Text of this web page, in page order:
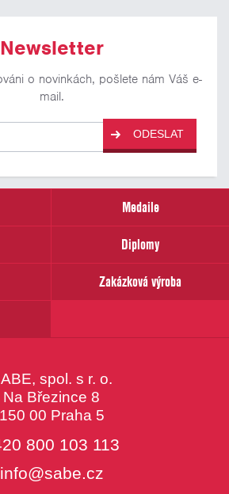
Newsletter
o novinkách, pošlete nám Váš e-
mail.
ODESLAT
Medaile
Diplomy
Zakázková výroba
spol. s r. o.
Na Březince 8
150 00 Praha 5
800 103 113
info@sabe.cz